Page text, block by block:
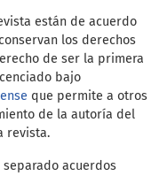
están de acuerdo
los derechos
de ser la primera
bajo
que permite a otros
de la autoría del
revista.
acuerdos